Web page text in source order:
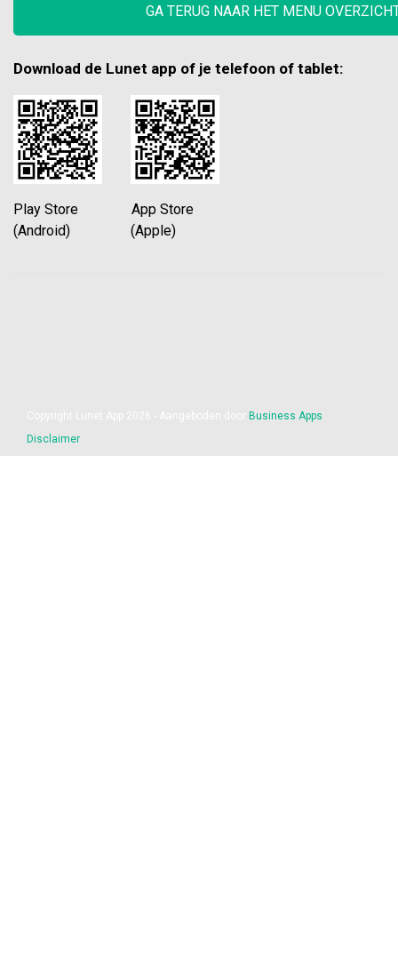
GA TERUG NAAR HET MENU
Download de Lunet app of je telefoon of tablet:
Play Store App Store
(Android) (Apple)
Business Apps
Disclaimer